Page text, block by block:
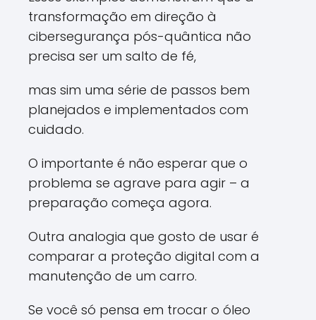
transformação em direção à
cibersegurança pós-quântica não
precisa ser um salto de fé,
mas sim uma série de passos bem
planejados e implementados com
cuidado.
O importante é não esperar que o
problema se agrave para agir – a
preparação começa agora.
Outra analogia que gosto de usar é
comparar a proteção digital com a
manutenção de um carro.
Se você só pensa em trocar o óleo